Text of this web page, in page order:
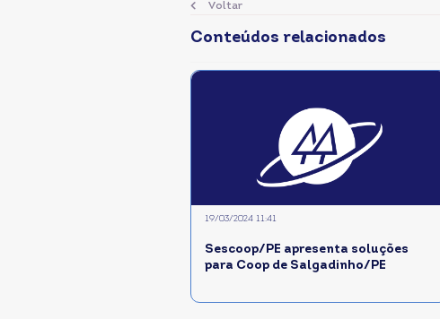
Voltar
Conteúdos relacionados
Sescoop/PE apresenta soluções
para Coop de Salgadinho/PE
19/03/2024 11:41